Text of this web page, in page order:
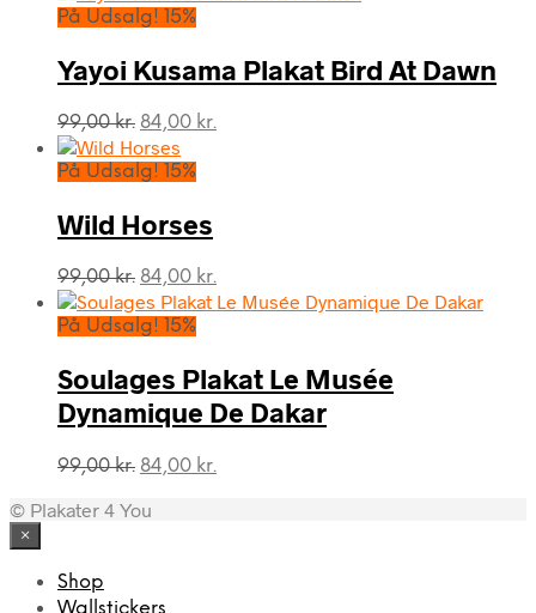
pris
99,00 kr..
84,00 kr..
På Udsalg! 15%
Yayoi Kusama Plakat Bird At Dawn
99,00kr. Den
oprindelige
pris
84,00 kr.
På Udsalg! 15%
Wild Horses
99,00kr. Den
oprindelige
pris
99,00 kr..
84,00 kr.
aktuelle
84,00 kr..
På Udsalg! 15%
Soulages Plakat Le Musée
Dynamique De Dakar
99,00kr. Den
pris
84,00 kr.
© Plakater 4 You
×
Shop
Wallstickers